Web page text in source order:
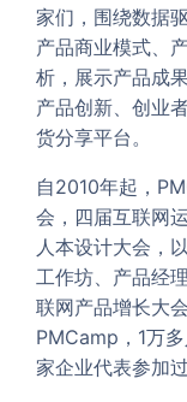
家们，围绕数据
产品商业模式、
析，展示产品成
产品创新、创业
货分享平台。
自2010年起，
会，四届互联网
人本设计大会，
工作坊、产品经
联网产品增长大
PMCamp，1万
家企业代表参加